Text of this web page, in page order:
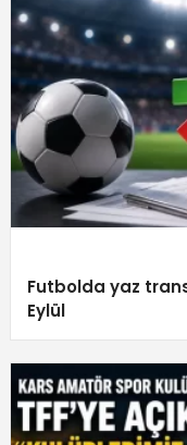
Futbolda yaz
Eylül